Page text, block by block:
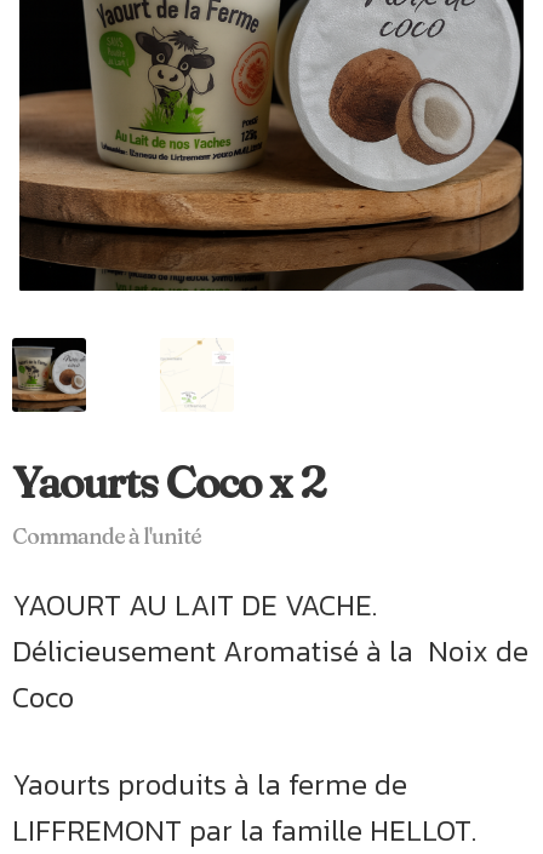
Yaourts Coco x 2
Commande à l'unité
YAOURT AU LAIT DE VACHE.
Délicieusement Aromatisé à la Noix de
Coco
Yaourts produits à la ferme de
LIFFREMONT par la famille HELLOT.